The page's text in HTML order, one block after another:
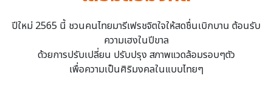
ปีใหม่ 2565 นี้ ชวนคนไทยมารีเฟรชจิตใจให้สดชื่นเบิกบาน ต้อนรับ
ความเฮงในปีขาล
ด้วยการปรับเปลี่ยน ปรับปรุง สภาพแวดล้อมรอบๆตัว
เพื่อความเป็นศิริมงคลในแบบไทยๆ